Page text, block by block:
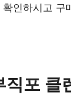
인하시고 구
포 클